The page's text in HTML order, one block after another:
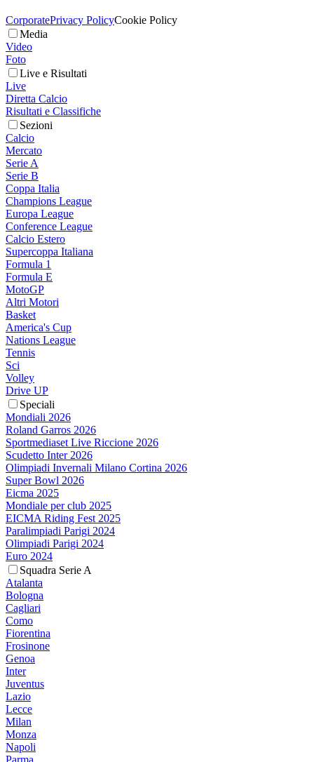
CorporatePrivacy PolicyCookie Policy
Media
Video
Foto
Live e Risultati
Live
Diretta Calcio
Risultati e Classifiche
Sezioni
Calcio
Mercato
Serie A
Serie B
Coppa Italia
Champions League
Europa League
Conference League
Calcio Estero
Supercoppa Italiana
Formula 1
Formula E
MotoGP
Altri Motori
Basket
America's Cup
Nations League
Tennis
Sci
Volley
Drive UP
Speciali
Mondiali 2026
Roland Garros 2026
Sportmediaset Live Riccione 2026
Scudetto Inter 2026
Olimpiadi Invernali Milano Cortina 2026
Super Bowl 2026
Eicma 2025
Mondiale per club 2025
EICMA Riding Fest 2025
Paralimpiadi Parigi 2024
Olimpiadi Parigi 2024
Euro 2024
Squadra Serie A
Atalanta
Bologna
Cagliari
Como
Fiorentina
Frosinone
Genoa
Inter
Juventus
Lazio
Lecce
Milan
Monza
Napoli